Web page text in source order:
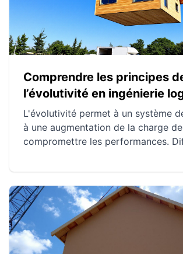
contextes, y compris des gratte-ciel
logements sociaux.
Comprendre les principes
l’évolutivité en ingénierie
L'évolutivité permet à un système
à une augmentation de la charge
compromettre les performances.
horizontale et diagonale offrent
pour répondre à la demande
études de cas montrent
stratégies solides et
pensées pour réussir une
capacité.